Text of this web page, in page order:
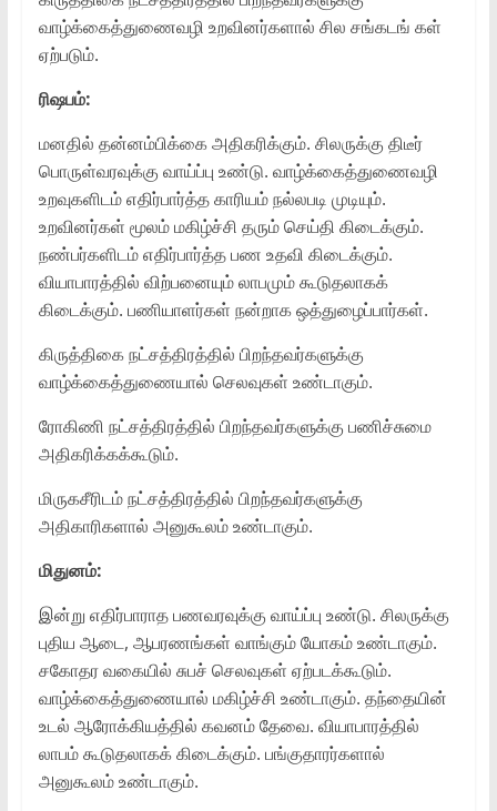
வாழ்க்கைத்துணைவழி உறவினர்களால் சில சங்கடங் கள்
ஏற்படும்.
ரிஷபம்:
மனதில் தன்னம்பிக்கை அதிகரிக்கும். சிலருக்கு திடீர்
பொருள்வரவுக்கு வாய்ப்பு உண்டு. வாழ்க்கைத்துணைவழி
உறவுகளிடம் எதிர்பார்த்த காரியம் நல்லபடி முடியும்.
உறவினர்கள் மூலம் மகிழ்ச்சி தரும் செய்தி கிடைக்கும்.
நண்பர்களிடம் எதிர்பார்த்த பண உதவி கிடைக்கும்.
வியாபாரத்தில் விற்பனையும் லாபமும் கூடுதலாகக்
கிடைக்கும். பணியாளர்கள் நன்றாக ஒத்துழைப்பார்கள்.
கிருத்திகை நட்சத்திரத்தில் பிறந்தவர்களுக்கு
வாழ்க்கைத்துணையால் செலவுகள் உண்டாகும்.
ரோகிணி நட்சத்திரத்தில் பிறந்தவர்களுக்கு பணிச்சுமை
அதிகரிக்கக்கூடும்.
மிருகசீரிடம் நட்சத்திரத்தில் பிறந்தவர்களுக்கு
அதிகாரிகளால் அனுகூலம் உண்டாகும்.
மிதுனம்:
இன்று எதிர்பாராத பணவரவுக்கு வாய்ப்பு உண்டு. சிலருக்கு
புதிய ஆடை, ஆபரணங்கள் வாங்கும் யோகம் உண்டாகும்.
சகோதர வகையில் சுபச் செலவுகள் ஏற்படக்கூடும்.
வாழ்க்கைத்துணையால் மகிழ்ச்சி உண்டாகும். தந்தையின்
உடல் ஆரோக்கியத்தில் கவனம் தேவை. வியாபாரத்தில்
லாபம் கூடுதலாகக் கிடைக்கும். பங்குதாரர்களால்
அனுகூலம் உண்டாகும்.